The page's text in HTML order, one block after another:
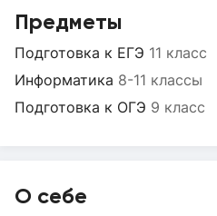
Предметы
Подготовка к ЕГЭ 11 класс
Информатика 8-11 классы
Подготовка к ОГЭ 9 класс
О себе